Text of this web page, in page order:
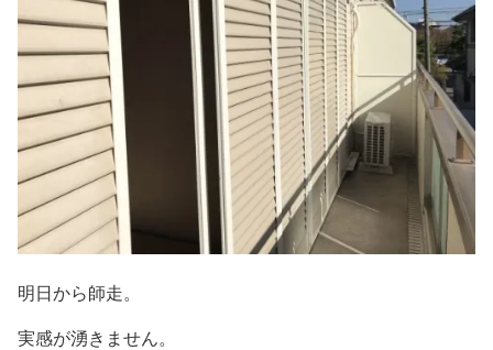
明日から師走。
実感が湧きません。